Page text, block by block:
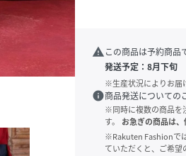
warning この商品は予約商品
発送予定： 8月下旬
※生産状況によりお届
info商品発送についての
※同時に複数の商品を
す。
お急ぎの商品は、
※Rakuten Fashionで
ていただくと、ご希望